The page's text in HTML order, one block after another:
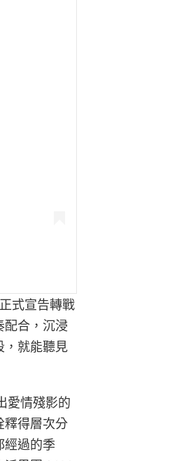
式宣告轉戰
配合，沉浸
，就能聽見
愛情殘影的
釋得層次分
經過的季